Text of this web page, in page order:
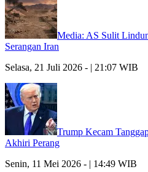
Media: AS Sulit
Serangan Iran
Selasa, 21 Juli 2026 - | 21:07 WIB
Trump Kecam
Akhiri Perang
Senin, 11 Mei 2026 - | 14:49 WIB